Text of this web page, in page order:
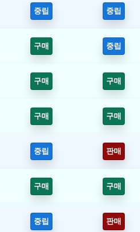
중립 중립
구매 중립
구매 구매
구매 구매
중립 판매
구매 구매
중립 판매